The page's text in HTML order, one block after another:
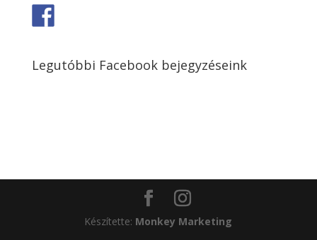
Legutóbbi Facebook bejegyzéseink
Készítette: Monkey Marketing